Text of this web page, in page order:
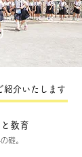
紹介いたします
教育
礎。